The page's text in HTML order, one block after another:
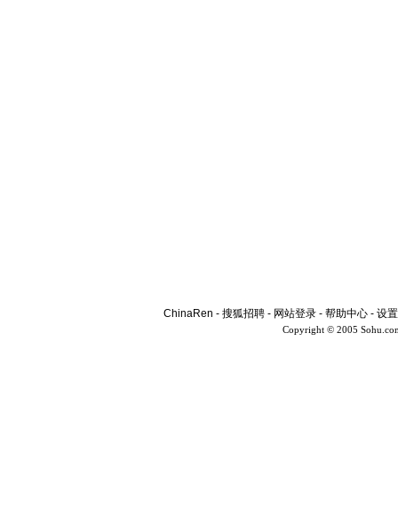
ChinaRen - 搜狐招聘 - 网站登录 - 帮助中心 - 设
Copyright © 2005